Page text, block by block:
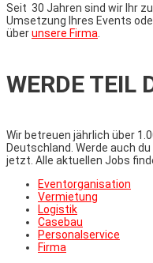
Seit 30 Jahren sind wir Ihr
Umsetzung Ihres Events
überunsere Firma
WERDE TEIL
Wir betreuen jährlich über
Deutschland. Werde auch
jetzt. Alle aktuellen Jobs
Eventorganisation
Vermietung
Logistik
Casebau
Personalservice
Firma